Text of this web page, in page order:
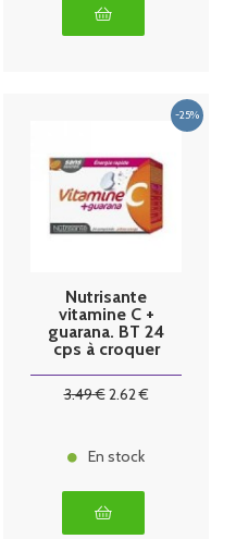
Nutrisante
vitamine C +
guarana. BT 24
cps à croquer
3.49€2.62€
En stock